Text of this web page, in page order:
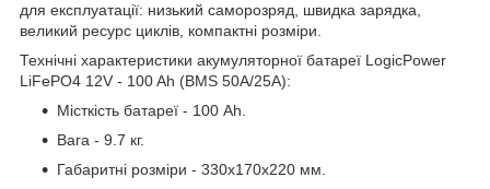
для експлуатації: низький саморозряд, швидка зарядка,
великий ресурс циклів, компактні розміри.
Технічні характеристики акумуляторної батареї LogicPower
LiFePO4 12V - 100 Ah (BMS 50A/25A):
Місткість батареї - 100 Ah.
Вага - 9.7 кг.
Габаритні розміри - 330х170х220 мм.